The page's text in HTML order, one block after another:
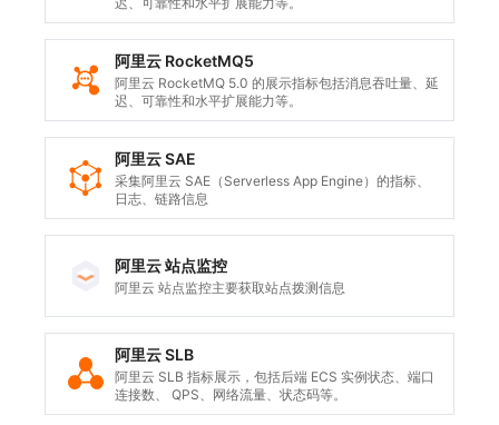
阿里云 RocketMQ5
阿里云 RocketMQ 5.0 的展示指标包括消息吞吐量、延
迟、可靠性和水平扩展能力等。
阿里云 SAE
采集阿里云 SAE（Serverless App Engine）的指标、
日志、链路信息
阿里云 站点监控
阿里云 站点监控主要获取站点拨测信息
阿里云 SLB
阿里云 SLB 指标展示，包括后端 ECS 实例状态、端口
连接数、 QPS、网络流量、状态码等。